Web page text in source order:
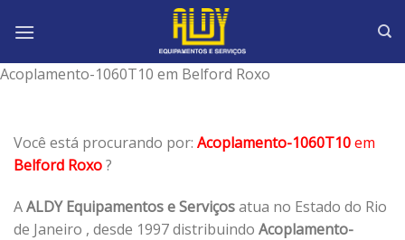
Acoplamento-1060T10 em Belford Roxo
Você está procurando por: Acoplamento-1060T10em
Belford Roxo?
AALDY Equipamentos e Serviçosatua no Estado do Rio
de Janeiro , desde 1997 distribuindo Acoplamento-